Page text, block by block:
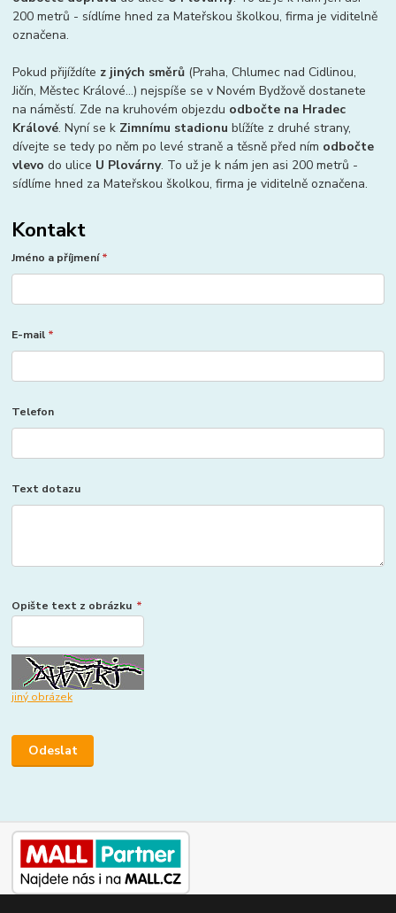
200 metrů - sídlíme hned za Mateřskou školkou, firma je viditelně
označena.
Pokud přijíždíte z jiných směrů (Praha, Chlumec nad Cidlinou,
Jičín, Městec Králové...) nejspíše se v Novém Bydžově dostanete
na náměstí. Zde na kruhovém objezdu odbočte na Hradec
Králové. Nyní se k Zimnímu stadionu blížíte z druhé strany,
dívejte se tedy po něm po levé straně a těsně před ním odbočte
vlevo do ulice U Plovárny. To už je k nám jen asi 200 metrů -
sídlíme hned za Mateřskou školkou, firma je viditelně označena.
Kontakt
Jméno a příjmení*
E-mail *
Telefon
Text dotazu
Opište text z obrázku *
jiný obrázek